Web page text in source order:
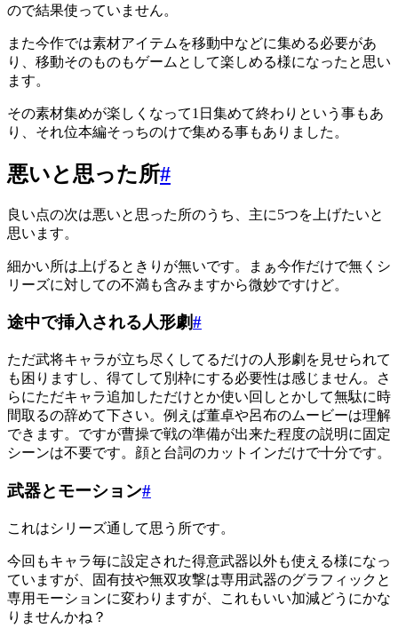
ので結果使っていません。
また今作では素材アイテムを移動中などに集める必要があ
り、移動そのものもゲームとして楽しめる様になったと思い
ます。
その素材集めが楽しくなって1日集めて終わりという事もあ
り、それ位本編そっちのけで集める事もありました。
悪いと思った所#
良い点の次は悪いと思った所のうち、主に5つを上げたいと
思います。
細かい所は上げるときりが無いです。まぁ今作だけで無くシ
リーズに対しての不満も含みますから微妙ですけど。
途中で挿入される人形劇#
ただ武将キャラが立ち尽くしてるだけの人形劇を見せられて
も困りますし、得てして別枠にする必要性は感じません。さ
らにただキャラ追加しただけとか使い回しとかして無駄に時
間取るの辞めて下さい。例えば董卓や呂布のムービーは理解
できます。ですが曹操で戦の準備が出来た程度の説明に固定
シーンは不要です。顔と台詞のカットインだけで十分です。
武器とモーション#
これはシリーズ通して思う所です。
今回もキャラ毎に設定された得意武器以外も使える様になっ
ていますが、固有技や無双攻撃は専用武器のグラフィックと
専用モーションに変わりますが、これもいい加減どうにかな
りませんかね？